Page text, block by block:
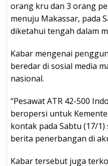
orang kru dan 3 orang
menuju Makassar, pada
diketahui tengah dalam
Kabar mengenai
beredar di sosial media
nasional.
“Pesawat ATR 42-500
beropersi untuk
kontak pada Sabtu (17/
berita penerbangan di
Kabar tersebut juga